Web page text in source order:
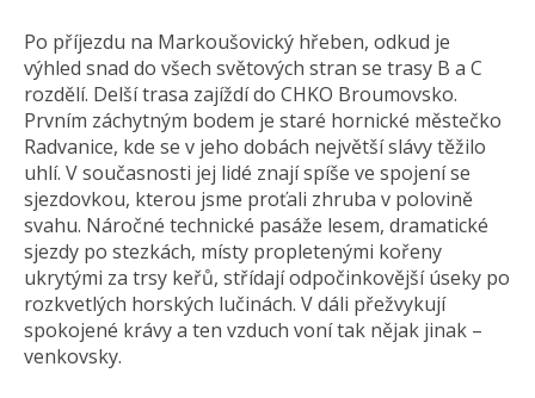
Po příjezdu na Markoušovický hřeben, odkud je
výhled snad do všech světových stran se trasy B a C
rozdělí. Delší trasa zajíždí do CHKO Broumovsko.
Prvním záchytným bodem je staré hornické městečko
Radvanice, kde se v jeho dobách největší slávy těžilo
uhlí. V současnosti jej lidé znají spíše ve spojení se
sjezdovkou, kterou jsme proťali zhruba v polovině
svahu. Náročné technické pasáže lesem, dramatické
sjezdy po stezkách, místy propletenými kořeny
ukrytými za trsy keřů, střídají odpočinkovější úseky po
rozkvetlých horských lučinách. V dáli přežvykují
spokojené krávy a ten vzduch voní tak nějak jinak –
venkovsky.